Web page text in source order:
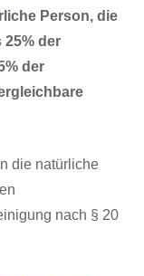
Person, die
25% der
der
die natürliche
nach § 20